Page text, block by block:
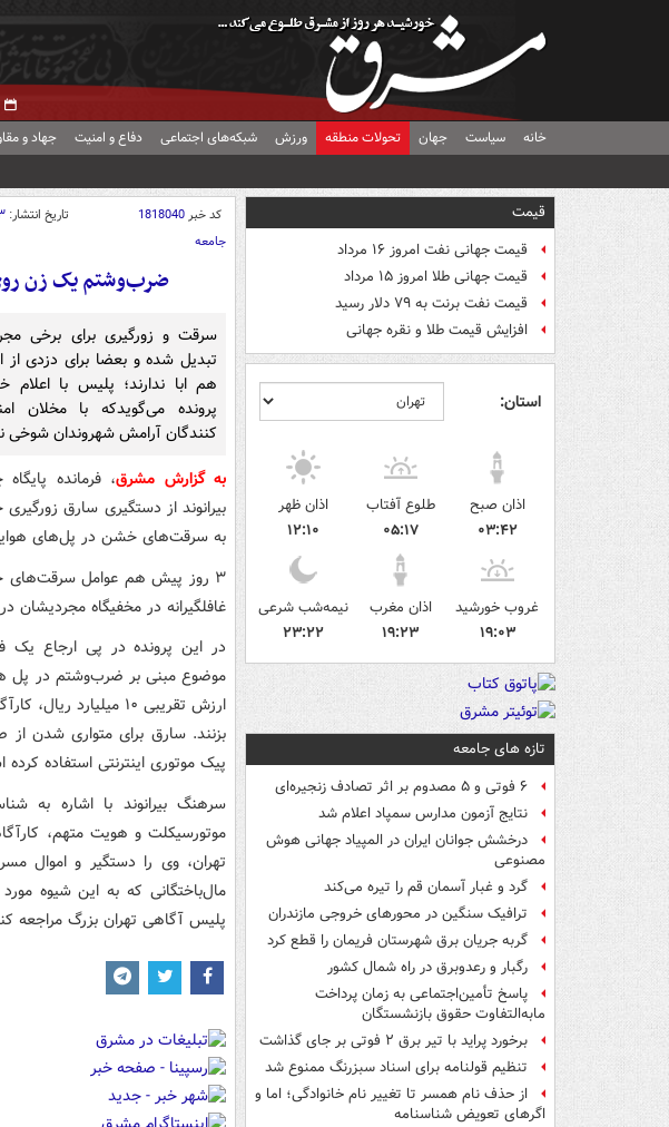
خانه سیاست جهان تحولات منطقه ورزش شبکه‌های اجتماعی دفاع و امنیت جهاد و
قیمت
قیمت جهانی نفت امروز ۱۶ مرداد
قیمت جهانی طلا امروز ۱۵ مرداد
قیمت نفت برنت به ۷۹ دلار رسید
افزایش قیمت طلا و نقره جهانی
استان:
اذان صبح
۰۳:۴۲
طلوع آفتاب
۰۵:۱۷
اذان ظهر
۱۲:۱۰
غروب خورشید
۱۹:۰۳
اذان مغرب
۱۹:۲۳
نیمه‌شب شرعی
۲۳:۲۲
تازه های جامعه
۶ فوتی و ۵ مصدوم بر اثر تصادف زنجیره‌ای
نتایج آزمون مدارس سمپاد اعلام شد
درخشش جوانان ایران در المپیاد جهانی هوش
مصنوعی
گرد و غبار آسمان قم را تیره می‌کند
ترافیک سنگین در محورهای خروجی مازندران
گربه جریان برق شهرستان فریمان را قطع کرد
رگبار و رعدوبرق در راه شمال کشور
پاسخ تأمین‌اجتماعی به زمان پرداخت
مابه‌التفاوت حقوق بازنشستگان
برخورد پراید با تیر برق ۲ فوتی بر جای گذاشت
تنظیم قولنامه برای اسناد سبزرنگ ممنوع شد
از حذف نام همسر تا تغییر نام خانوادگی؛ اما و
اگرهای تعویض شناسنامه
کد خبر1818040 تاریخ انتشار: ۲۳
جامعه
ضرب‌وشتم یک زن روی
سرقت و زورگیری برای برخی
تبدیل شده و بعضا برای دزدی
هم ابا ندارند؛ پلیس با
پرونده می‌گویدکه با مخلان
کنندگان آرامش شهروندان شوخی
به گزارش مشرق، فرمانده
بیرانوند از دستگیری سارق
به سرقت‌های خشن در پل‌های
۳ روز پیش هم عوامل سرقت‌های
غافلگیرانه در مخفیگاه
در این پرونده در پی ارجاع یک
موضوع مبنی بر ضرب‌وشتم در پل
ارزش تقریبی ۱۰
بزنند. سارق برای متواری شدن
پیک موتوری اینترنتی استفاده
سرهنگ بیرانوند با اشاره
موتورسیکلت و هویت متهم،
تهران، وی را دستگیر و اموال
مال‌باختگانی که به این شیوه
پلیس آگاهی تهران بزرگ مراجعه